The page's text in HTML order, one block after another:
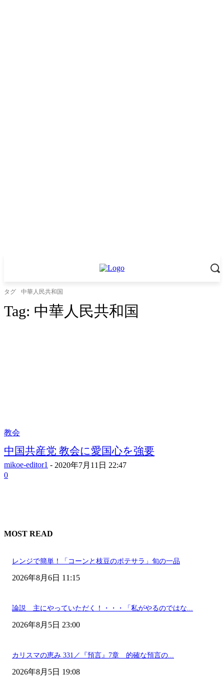
タグ 中華人民共和国
Tag: 中華人民共和国
教会
中国共産党 教会に愛国心を強要
mikoe-editor1 - 2020年7月11日 22:47
0
MOST READ
レンジで簡単！「コーンと枝豆のポテサラ」旬の一品
2026年8月6日 11:15
論説 主にやっていただく！・・・「私がやるのではな...
2026年8月5日 23:00
カリスマの恵み 331／『預言』7章 的確な預言の...
2026年8月5日 19:08